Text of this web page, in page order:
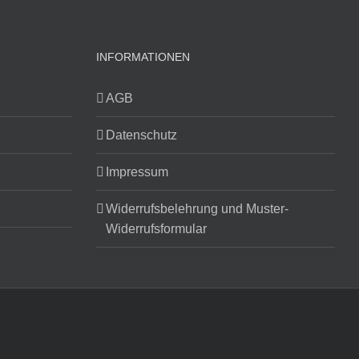
INFORMATIONEN
AGB
Datenschutz
Impressum
Widerrufsbelehrung und Muster-
Widerrufsformular